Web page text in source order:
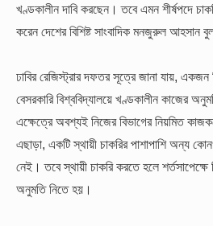
খণ্ডকালীন দাবি করছেন। তবে এমন শীর্ষপদে
করেন দেশের বিশিষ্ট সাংবাদিক মনজুরুল আহসান
ঢাবির রেজিস্ট্রার দফতর সূত্রে জানা যায়,
বেসরকারি বিশ্ববিদ্যালয়ে খণ্ডকালীন কাজের
এক্ষেত্রে অবশ্যই নিজের বিভাগের নিয়মিত
এছাড়া, একটি স্থায়ী চাকরির পাশাপাশি অন্য
নেই। তবে স্থায়ী চাকরি করতে হলে শর্তসাপেক্ষে
অনুমতি নিতে হয়।